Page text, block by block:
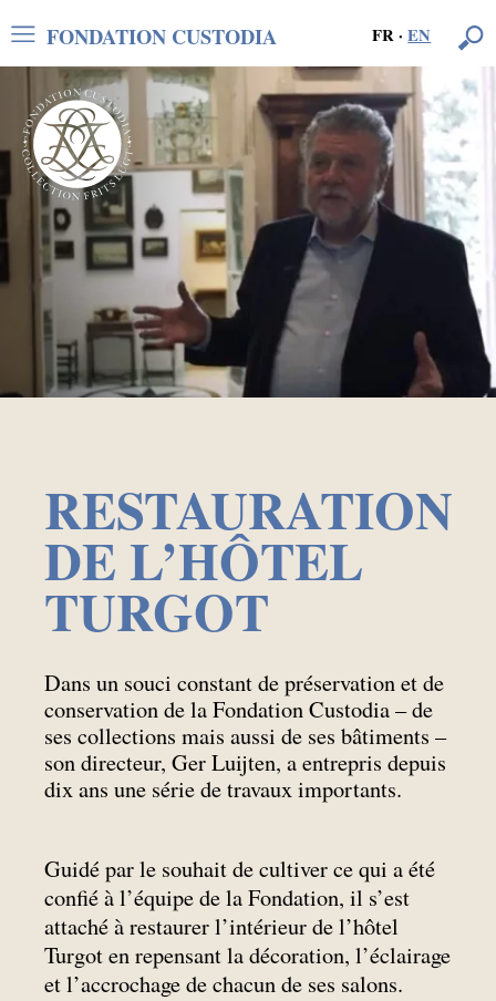
FR·EN
FONDATION CUSTODIA
RESTAURATION
DE L’HÔTEL
TURGOT
Dans un souci constant de préservation et de
conservation de la Fondation Custodia – de
ses collections mais aussi de ses bâtiments –
son directeur, Ger Luijten, a entrepris depuis
dix ans une série de travaux importants.
Guidé par le souhait de cultiver ce qui a été
confié à l’équipe de la Fondation, il s’est
attaché à restaurer l’intérieur de l’hôtel
Turgot en repensant la décoration, l’éclairage
et l’accrochage de chacun de ses salons.